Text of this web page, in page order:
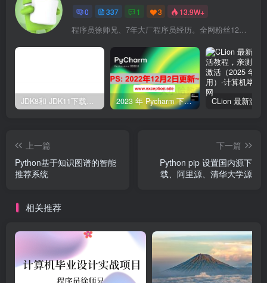
2023 年 Pycharm 下载、激活、破解教程，亲测可用，长期更新
Python基于知识图谱的智能
推荐系统
Python pip 设置国内源下
载、阿里源、清华大学源